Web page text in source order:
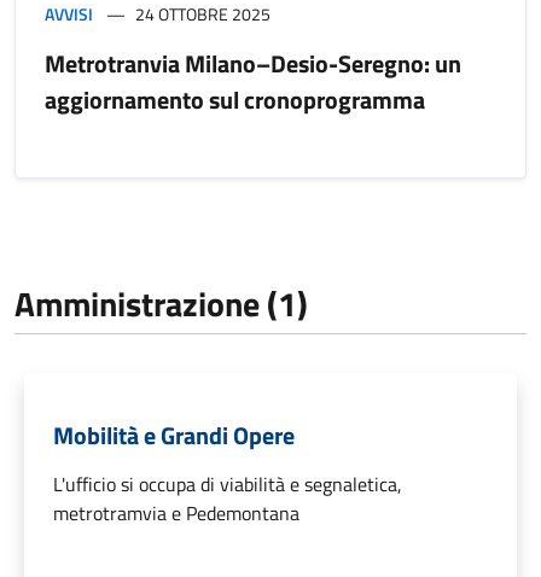
AVVISI 24 OTTOBRE 2025
Metrotranvia Milano–Desio-Seregno: un
aggiornamento sul cronoprogramma
Amministrazione (1)
Mobilità e Grandi Opere
L'ufficio si occupa di viabilità e segnaletica,
metrotramvia e Pedemontana